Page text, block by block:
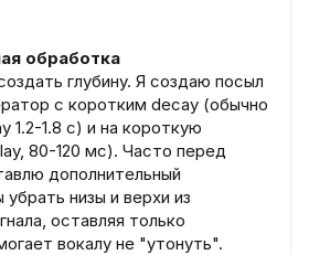
обработка
глубину. Я создаю посыл
с коротким decay (обычно
1.2-1.8 с) и на короткую
80-120 мс). Часто перед
дополнительный
убрать низы и верхи из
оставляя только
вокалу не "утонуть".